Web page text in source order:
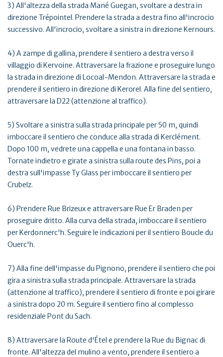
3) All'altezza della strada Mané Guegan, svoltare a destra in
direzione Trépointel. Prendere la strada a destra fino all'incrocio
successivo. All'incrocio, svoltare a sinistra in direzione Kernours.
4) A zampe di gallina, prendere il sentiero a destra verso il
villaggio di Kervoine. Attraversare la frazione e proseguire lungo
la strada in direzione di Locoal-Mendon. Attraversare la strada e
prendere il sentiero in direzione di Kerorel. Alla fine del sentiero,
attraversare la D22 (attenzione al traffico).
5) Svoltare a sinistra sulla strada principale per 50 m, quindi
imboccare il sentiero che conduce alla strada di Kerclément.
Dopo 100 m, vedrete una cappella e una fontana in basso.
Tornate indietro e girate a sinistra sulla route des Pins, poi a
destra sull'impasse Ty Glass per imboccare il sentiero per
Crubelz.
6) Prendere Rue Brizeux e attraversare Rue Er Braden per
proseguire dritto. Alla curva della strada, imboccare il sentiero
per Kerdonnerc'h. Seguire le indicazioni per il sentiero Boucle du
Ouerc'h.
7) Alla fine dell'impasse du Pignono, prendere il sentiero che poi
gira a sinistra sulla strada principale. Attraversare la strada
(attenzione al traffico), prendere il sentiero di fronte e poi girare
a sinistra dopo 20 m. Seguire il sentiero fino al complesso
residenziale Pont du Sach.
8) Attraversare la Route d'Étel e prendere la Rue du Bignac di
fronte. All'altezza del mulino a vento, prendere il sentiero a